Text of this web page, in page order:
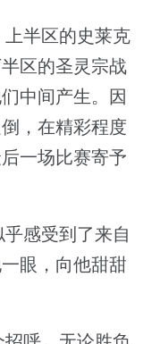
半区的史莱克
区的圣灵宗战
中间产生。因
，在精彩程度
一场比赛寄予
感受到了来自
眼，向他甜甜